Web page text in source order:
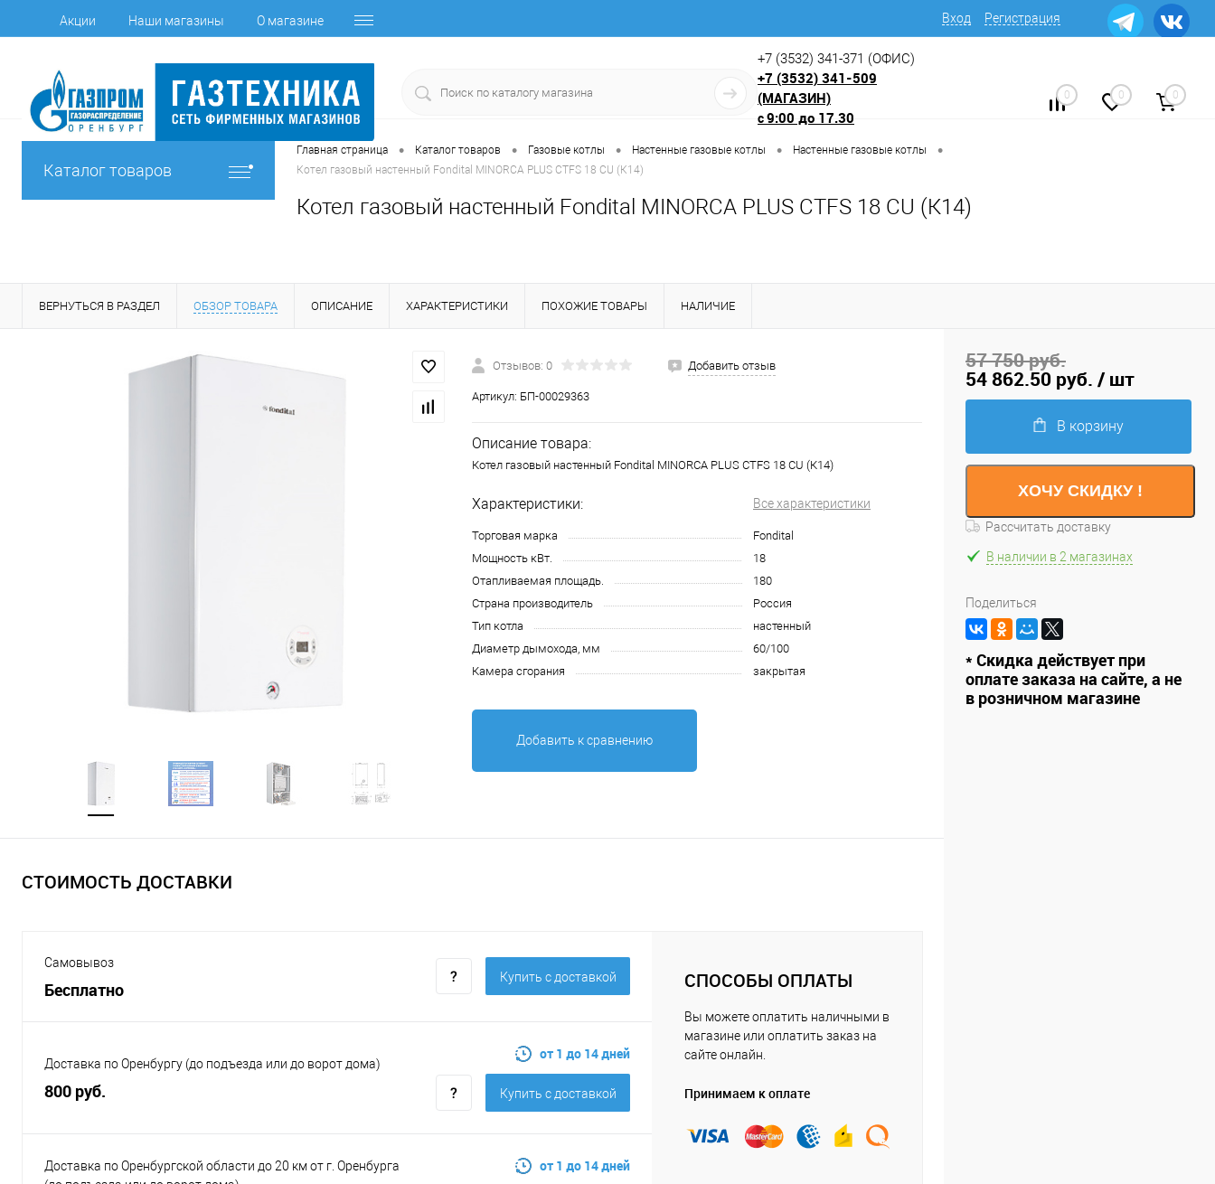
Акции Наши магазины О магазине Вход Регистрация
+7 (3532) 341-371 (ОФИС)
+7 (3532) 341-509
(МАГАЗИН)
с9:00 до 17.30
0 0 0
Каталог товаров
Главная страница • Каталог товаров • Газовые котлы • Настенные газовые котлы • Настенные газовые котлы •
Котел газовый настенный Fondital MINORCA PLUS CTFS 18 CU (К14)
Котел газовый настенный Fondital MINORCA PLUS CTFS 18 CU (К14)
ВЕРНУТЬСЯ В РАЗДЕЛ ОБЗОР ТОВАРА ОПИСАНИЕ ХАРАКТЕРИСТИКИ ПОХОЖИЕ ТОВАРЫ НАЛИЧИЕ
Отзывов: 0 Добавить отзыв
Артикул: БП-00029363
Описание товара:
Котел газовый настенный Fondital MINORCA PLUS CTFS 18 CU (К14)
Характеристики: Все характеристики
Торговая марка
Fondital
Мощность кВт.
18
Отапливаемая площадь.
180
Страна производитель
Россия
Тип котла
настенный
Диаметр дымохода, мм
60/100
Камера сгорания
закрытая
Добавить к сравнению
СТОИМОСТЬ ДОСТАВКИ
Самовывоз
Бесплатно
Купить c доставкой
Доставка по Оренбургу (до подъезда или до ворот дома)
800 руб.
от 1 до 14 дней
Купить c доставкой
Доставка по Оренбургской области до 20 км от г. Оренбурга
от 1 до 14 дней
СПОСОБЫ ОПЛАТЫ
Вы можете оплатить наличными в
магазине или оплатить заказ на
сайте онлайн.
Принимаем к оплате
57 750 руб.
54 862.50 руб. / шт
В корзину
ХОЧУ СКИДКУ !
Рассчитать доставку
В наличии в 2 магазинах
Поделиться
* Скидка действует при
оплате заказа на сайте, а не
в розничном магазине